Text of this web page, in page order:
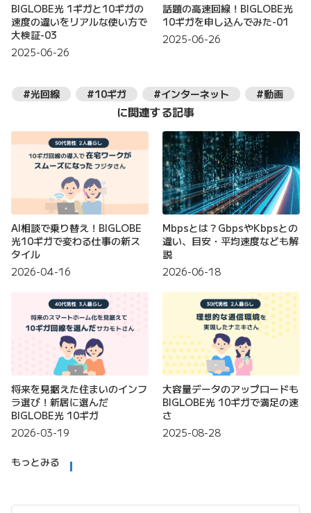
BIGLOBE光 1ギガと10ギガの
速度の違いをリアルな使い方で
大検証-03
2025-06-26
話題の高速回線！BIGLOBE光
10ギガを申し込んでみた-01
2025-06-26
#光回線 #10ギガ #インターネット #動画
に関連する記事
AI相談で乗り替え！BIGLOBE
光10ギガで変わる仕事の新ス
タイル
2026-04-16
Mbpsとは？GbpsやKbpsとの
違い、目安・平均速度なども解
説
2026-06-18
将来を見据えた住まいのインフ
ラ選び！新居に選んだ
BIGLOBE光 10ギガ
2026-03-19
大容量データのアップロードも
BIGLOBE光 10ギガで満足の速
さ
2025-08-28
もっとみる